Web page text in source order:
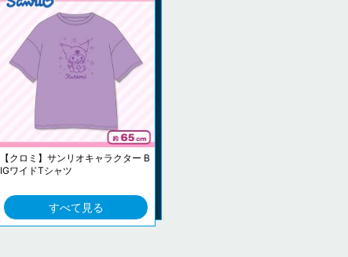
【クロミ】サンリオキャラクター B
IGワイドTシャツ
すべて見る